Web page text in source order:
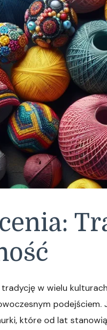
w wielu
które od lat